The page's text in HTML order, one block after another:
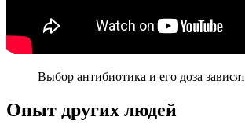
Выбор антибиотика и его доза
Опыт других людей